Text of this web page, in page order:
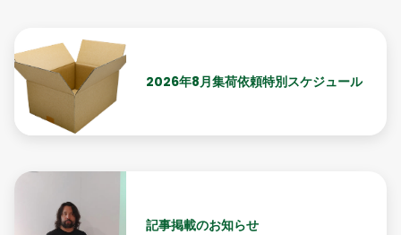
2026年8月集荷依頼特別スケジュール
記事掲載のお知らせ